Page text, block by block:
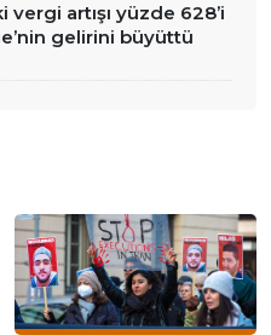
vergi artışı yüzde 628’i
gelirini büyüttü